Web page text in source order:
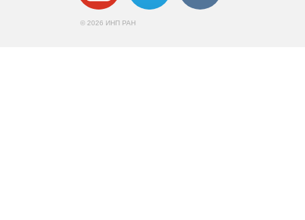
© 2026 ИНП РАН